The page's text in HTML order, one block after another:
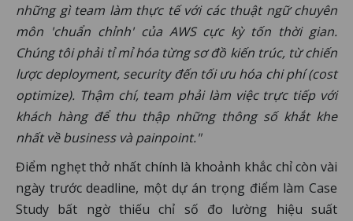
những gì team làm thực tế với các thuật ngữ chuyên
môn 'chuẩn chỉnh' của AWS cực kỳ tốn thời gian.
Chúng tôi phải tỉ mỉ hóa từng sơ đồ kiến trúc, từ chiến
lược deployment, security đến tối ưu hóa chi phí (cost
optimize). Thậm chí, team phải làm việc trực tiếp với
khách hàng để thu thập những thông số khắt khe
nhất về business và painpoint."
Điểm nghẹt thở nhất chính là khoảnh khắc chỉ còn vài
ngày trước deadline, một dự án trọng điểm làm Case
Study bất ngờ thiếu chỉ số đo lường hiệu suất